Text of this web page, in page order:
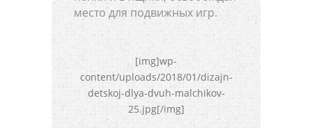
место для подвижных игр.
[img]wp-
content/uploads/2018/01/dizajn-
detskoj-dlya-dvuh-malchikov-
25.jpg[/img]